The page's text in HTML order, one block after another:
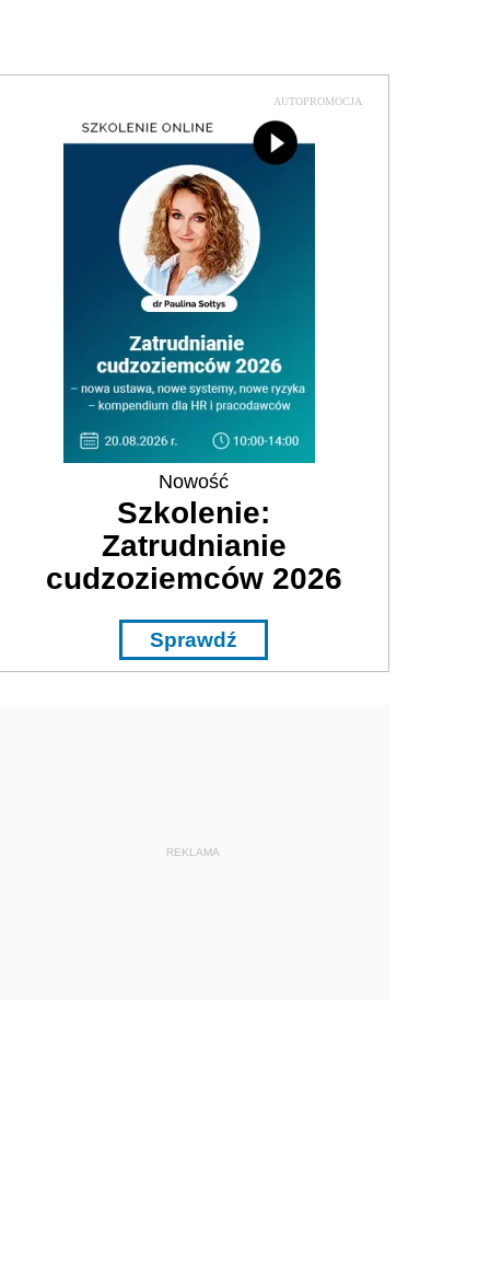
AUTOPROMOCJA
Nowość
Szkolenie:
Zatrudnianie
cudzoziemców 2026
Sprawdź
REKLAMA